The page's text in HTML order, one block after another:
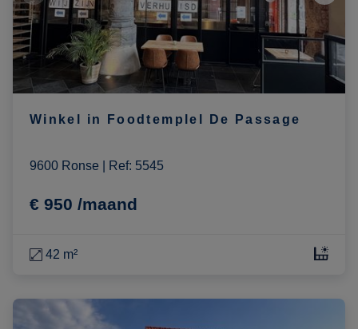
Winkel in Foodtemplel De Passage
9600 Ronse Ref: 5545
€ 950 /maand
42 m²